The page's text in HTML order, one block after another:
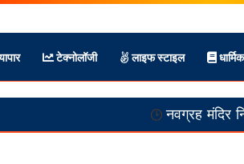
टेक्नोलॉजी लाइफ स्टाइल धार्मिक
नवग्रह मंदिर निर्माण पूर्ण!